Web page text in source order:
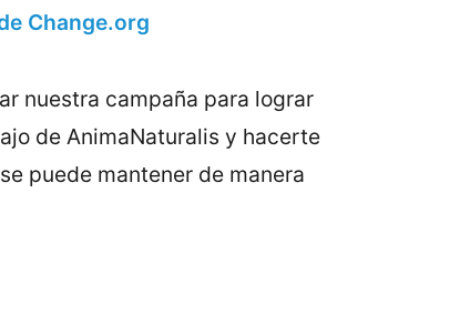
Change.org
nuestra campaña para lograr
de AnimaNaturalis y hacerte
puede mantener de manera